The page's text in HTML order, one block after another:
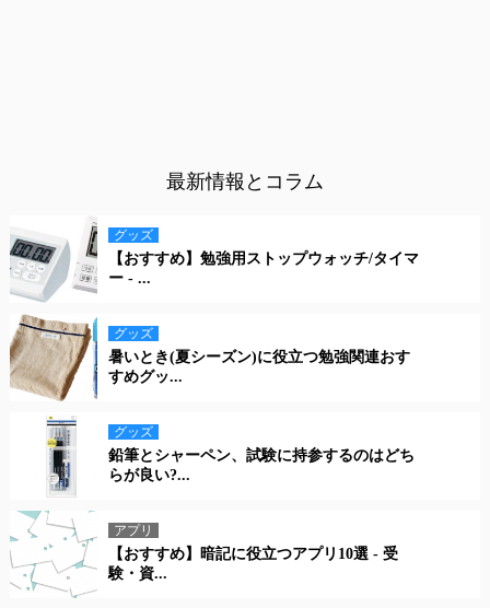
最新情報とコラム
グッズ
【おすすめ】勉強用ストップウォッチ/タイマ
ー - ...
グッズ
暑いとき(夏シーズン)に役立つ勉強関連おす
すめグッ...
グッズ
鉛筆とシャーペン、試験に持参するのはどち
らが良い?...
アプリ
【おすすめ】暗記に役立つアプリ10選 - 受
験・資...